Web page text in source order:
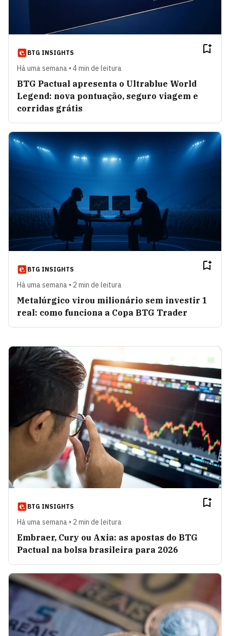
VER ARTIGOS
VER ARTIGOS
Dr. Faustino Júnior VER ARTIGOS
Educação Corporativa 3.0 VER ARTIGOS
Diogo Castro e Silva
Daniela Grelin VER ARTIGOS
Sandya Coelho VER ARTIGOS
Francine Lemos VER ARTIGOS
Infra2038 VER ARTIGOS
Rachel Maia VER ARTIGOS
Lucas de Aragão VER ARTIGOS
Gabriel Petrus VER ARTIGOS
Gustavo Caetano VER ARTIGOS
BTG INSIGHTS
Há uma semana • 2 min de leitura
Embraer, Cury ou Axia: as apostas do BTG
Pactual na bolsa brasileira para 2026
BTG INSIGHTS
Há uma semana • 4 min de leitura
BTG Pactual apresenta o Ultrablue World
Legend: nova pontuação, seguro viagem e
corridas grátis
BTG INSIGHTS
Há uma semana • 2 min de leitura
Metalúrgico virou milionário sem investir 1
real: como funciona a Copa BTG Trader